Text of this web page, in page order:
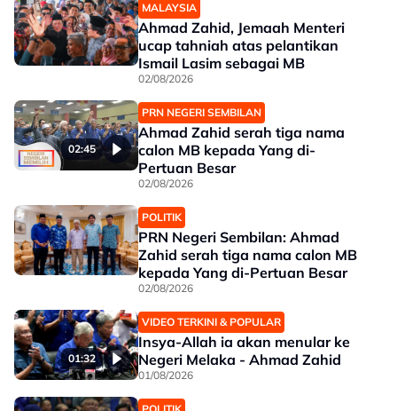
MALAYSIA
Ahmad Zahid, Jemaah Menteri
ucap tahniah atas pelantikan
Ismail Lasim sebagai MB
02/08/2026
02:45
PRN NEGERI SEMBILAN
Ahmad Zahid serah tiga nama
calon MB kepada Yang di-
Pertuan Besar
02/08/2026
POLITIK
PRN Negeri Sembilan: Ahmad
Zahid serah tiga nama calon MB
kepada Yang di-Pertuan Besar
02/08/2026
01:32
VIDEO TERKINI & POPULAR
Insya-Allah ia akan menular ke
Negeri Melaka - Ahmad Zahid
01/08/2026